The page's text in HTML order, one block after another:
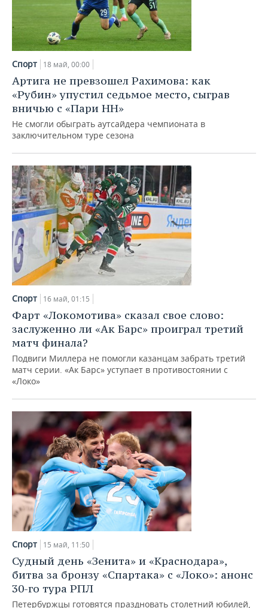
Спорт 18 май, 00:00
Артига не превзошел Рахимова: как
«Рубин» упустил седьмое место, сыграв
вничью с «Пари НН»
Не смогли обыграть аутсайдера чемпионата в
заключительном туре сезона
Спорт 16 май, 01:15
Фарт «Локомотива» сказал свое слово:
заслуженно ли «Ак Барс» проиграл третий
матч финала?
Подвиги Миллера не помогли казанцам забрать третий
матч серии. «Ак Барс» уступает в противостоянии с
«Локо»
Спорт 15 май, 11:50
Судный день «Зенита» и «Краснодара»,
битва за бронзу «Спартака» с «Локо»: анонс
30-го тура РПЛ
Петербуржцы готовятся праздновать столетний юбилей,